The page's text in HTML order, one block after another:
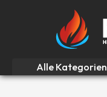
Alle Kategorien